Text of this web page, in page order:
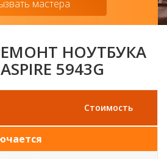
мастера
НОУТБУКА
5943G
Стоимость